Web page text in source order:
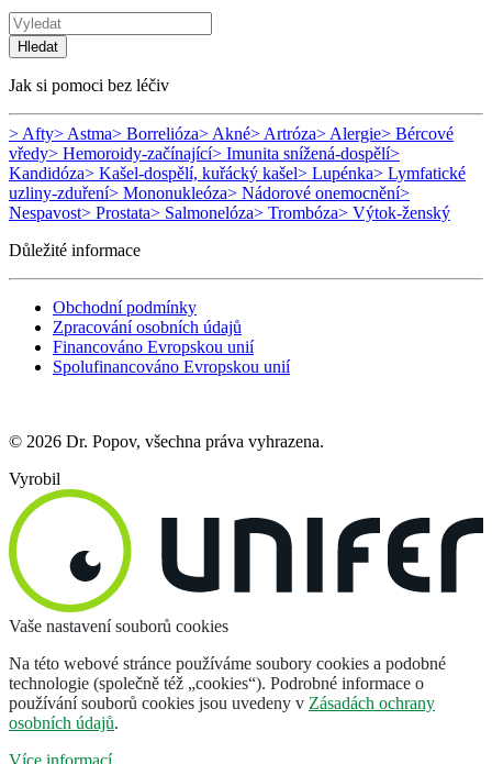
Hledat
Jak si pomoci bez léčiv
> Afty> Astma> Borrelióza> Akné> Artróza> Alergie> Bércové
vředy> Hemoroidy-začínající> Imunita snížená-dospělí>
Kandidóza> Kašel-dospělí, kuřácký kašel> Lupénka> Lymfatické
uzliny-zduření> Mononukleóza> Nádorové onemocnění>
Nespavost> Prostata> Salmonelóza> Trombóza> Výtok-ženský
Důležité informace
Obchodní podmínky
Zpracování osobních údajů
Financováno Evropskou unií
Spolufinancováno Evropskou unií
© 2026 Dr. Popov, všechna práva vyhrazena.
Vyrobil
Vaše nastavení souborů cookies
Na této webové stránce používáme soubory cookies a podobné
technologie (společně též „cookies“). Podrobné informace o
používání souborů cookies jsou uvedeny v Zásadách ochrany
osobních údajů.
Více informací